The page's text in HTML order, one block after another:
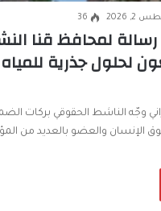
2026
36
لمحافظ قنا
لحلول جذرية
وجّه الناشط الحقوقي بركات
الإنسان والعضو بالعديد من